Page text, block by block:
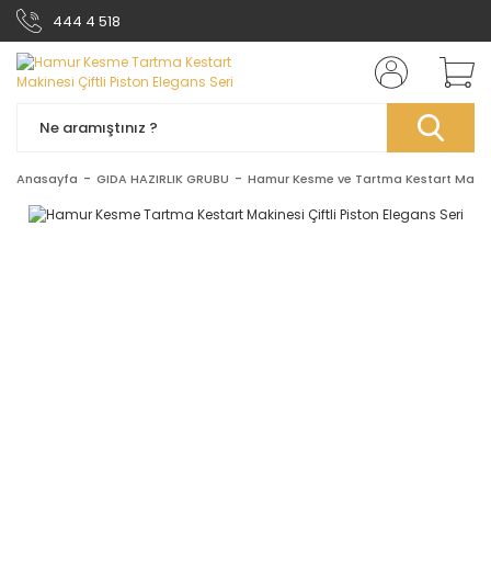
444 4 518
Anasayfa GIDA HAZIRLIK GRUBU Hamur Kesme ve Tartma Kestart